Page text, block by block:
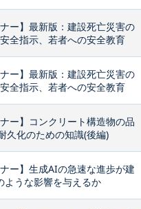
ナー】最新版：建設死亡災害の
全指示、若者への安全教育
ナー】最新版：建設死亡災害の
全指示、若者への安全教育
ー】コンクリート構造物の品
久化のための知識(後編)
ナー】生成AIの急速な進歩が建
ような影響を与えるか